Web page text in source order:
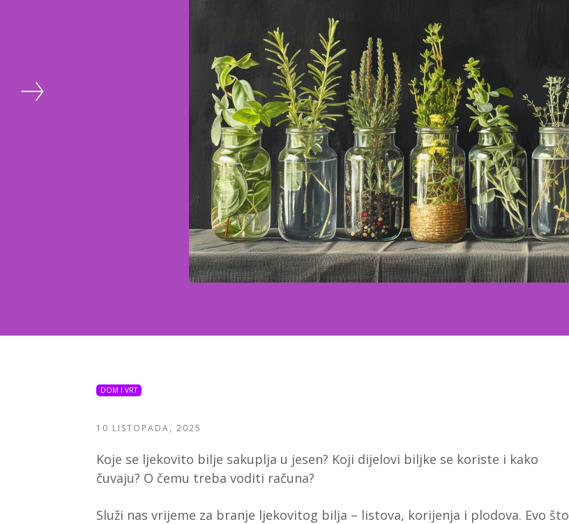
DOM I VRT
10 LISTOPADA, 2025
Koje se ljekovito bilje sakuplja u jesen? Koji dijelovi biljke se koriste i kako
čuvaju? O čemu treba voditi računa?
Služi nas vrijeme za branje ljekovitog bilja – listova, korijenja i plodova. Evo što